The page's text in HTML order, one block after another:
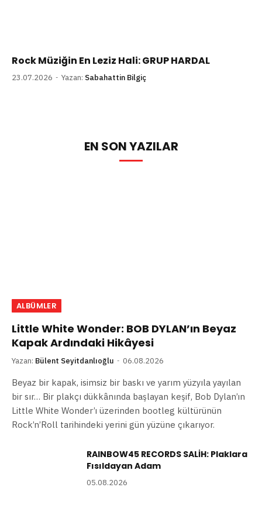
Rock Müziğin En Leziz Hali: GRUP HARDAL
23.07.2026 Yazan: Sabahattin Bilgiç
EN SON YAZILAR
ALBÜMLER
Little White Wonder: BOB DYLAN’ın Beyaz
Kapak Ardındaki Hikâyesi
Yazan: Bülent Seyitdanlıoğlu 06.08.2026
Beyaz bir kapak, isimsiz bir baskı ve yarım yüzyıla yayılan
bir sır… Bir plakçı dükkânında başlayan keşif, Bob Dylan’ın
Little White Wonder’ı üzerinden bootleg kültürünün
Rock’n’Roll tarihindeki yerini gün yüzüne çıkarıyor.
RAINBOW45 RECORDS SALİH: Plaklara
Fısıldayan Adam
05.08.2026